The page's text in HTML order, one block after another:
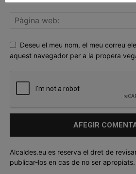
Deseu el meu nom, el meu correu
aquest navegador per a la propera
Alcaldes.eu es reserva el dret de
publicar-los en cas de no ser apropiats.